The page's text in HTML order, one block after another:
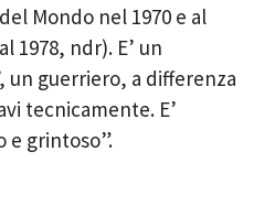
Mondo nel 1970 e al
1978, ndr). E’ un
un guerriero, a differenza
tecnicamente. E’
e grintoso”.